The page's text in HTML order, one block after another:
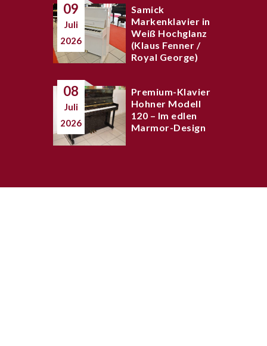
09
Juli
2026
Samick
Markenklavier in
Weiß Hochglanz
(Klaus Fenner /
Royal George)
08
Juli
2026
Premium-Klavier
Hohner Modell
120 – Im edlen
Marmor-Design